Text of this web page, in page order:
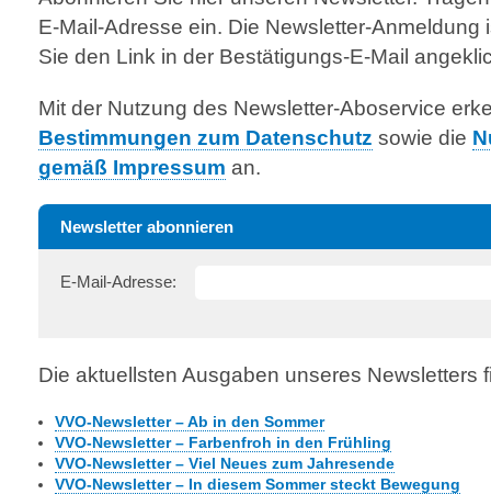
E-Mail-Adresse ein. Die Newsletter-Anmeldung
Sie den Link in der Bestätigungs-E-Mail
Mit der Nutzung des Newsletter-Aboservice
Bestimmungen zum Datenschutz sowie die
gemäß Impressum an.
Newsletter abonnieren
E-Mail-Adresse:
Die aktuellsten Ausgaben unseres Newsletters
VVO-Newsletter – Ab in den Sommer
VVO-Newsletter – Farbenfroh in den Frühling
VVO-Newsletter – Viel Neues zum Jahresende
VVO-Newsletter – In diesem Sommer steckt Bewegung